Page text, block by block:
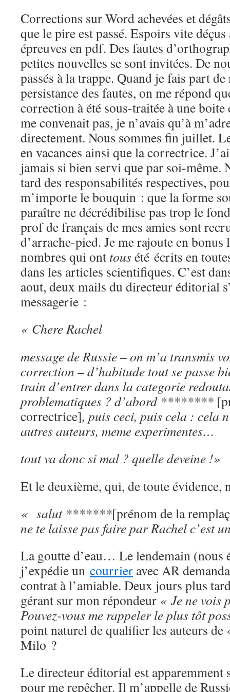
Corrections sur Word achevées et
que le pire est passé. Espoirs vite
épreuves en pdf. Des fautes
petites nouvelles se sont invitées. De
passés à la trappe. Quand je fais part
persistance des fautes, on me répond
correction à été sous-traitée à une
me convenait pas, je n’avais qu’à
directement. Nous sommes fin juillet.
en vacances ainsi que la correctrice.
jamais si bien servi que par soi-même.
tard des responsabilités respectives,
m’importe le bouquin : que la forme
paraître ne décrédibilise pas trop le
prof de français de mes amies sont
d’arrache-pied. Je me rajoute en
nombres qui ont tousété écrits en
dans les articles scientifiques. C’est
aout, deux mails du directeur éditorial
messagerie :
« Chere Rachel
message de Russie – on m’a transmis
correction – d’habitude tout se passe
train d’entrer dans la categorie
problematiques ? d’abord ********
correctrice], puis ceci, puis cela : cela
autres auteurs, meme experimentes…
tout va donc si mal ? quelle deveine !»
Et le deuxième, qui, de toute évidence,
« salut *******[prénom de la
ne te laisse pas faire par Rachel c’est
La goutte d’eau… Le lendemain (nous
j’expédie un courrier avec AR
contrat à l’amiable. Deux jours plus
gérant sur mon répondeur « Je ne vois
Pouvez-vous me rappeler le plus tôt
point naturel de qualifier les auteurs
Milo ?
Le directeur éditorial est apparemment
pour me repêcher. Il m’appelle de